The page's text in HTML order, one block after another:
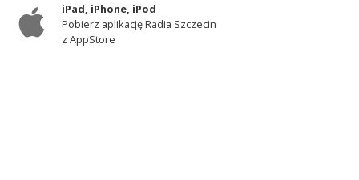
iPad, iPhone, iPod
Pobierz aplikację Radia Szczecin
z AppStore